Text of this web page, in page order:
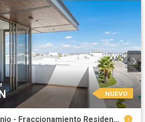
NUEVO
Casa en condominio - Fraccionamiento Residencial Punta del Cielo